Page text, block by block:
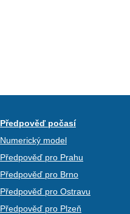
Předpověď počasí
Numerický model
Předpověď pro Prahu
Předpověď pro Brno
Předpověď pro Ostravu
Předpověď pro Plzeň